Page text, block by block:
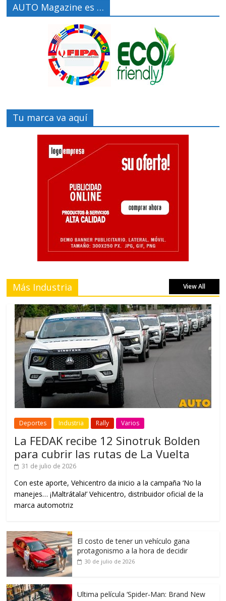
AUTO Magazine es …
Tu marca va aquí
Más Industria View All
Deportes Industria Rally Varios
La FEDAK recibe 12 Sinotruk Bolden
para cubrir las rutas de La Vuelta
31 de julio de 2026
Con este aporte, Vehicentro da inicio a la campaña ‘No la
manejes… ¡Maltrátala!’ Vehicentro, distribuidor oficial de la
marca automotriz
El costo de tener un vehículo gana
protagonismo a la hora de decidir
30 de julio de 2026
Ultima película ‘Spider‑Man: Brand New